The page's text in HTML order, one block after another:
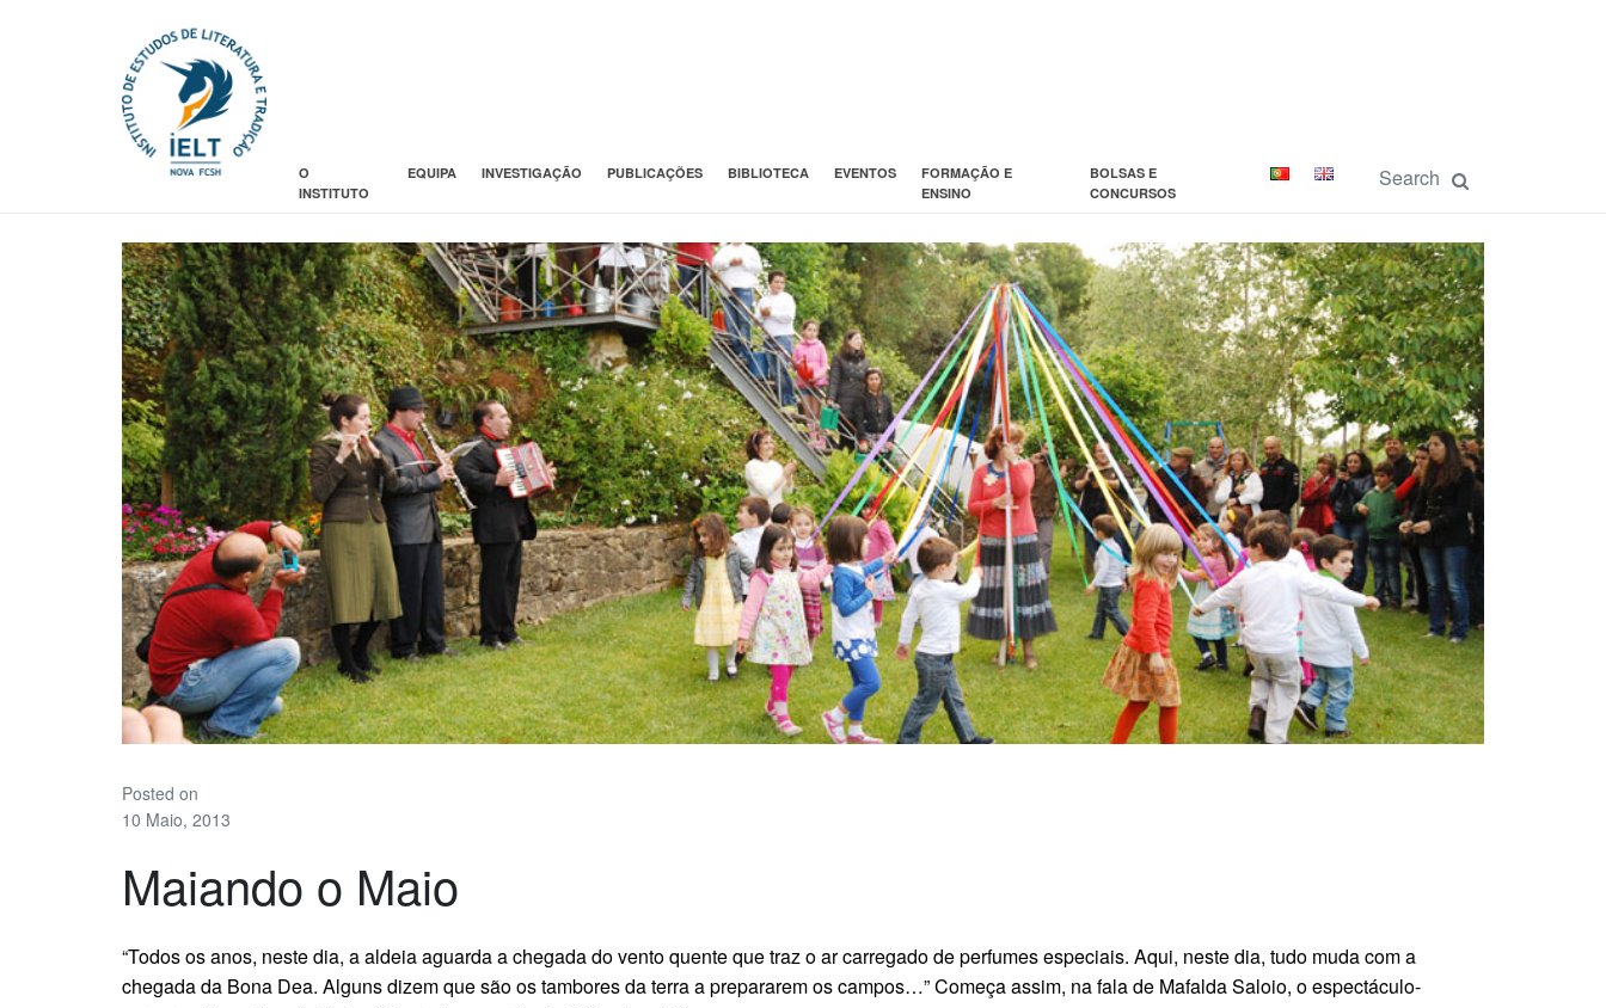
O
INSTITUTO
EQUIPA INVESTIGAÇÃO PUBLICAÇÕES BIBLIOTECA EVENTOS
FORMAÇÃO E
ENSINO
BOLSAS E
CONCURSOS
Posted on
10 Maio, 2013
Maiando o Maio
“Todos os anos, neste dia, a aldeia aguarda a chegada do vento quente que traz o ar carregado de perfumes especiais. Aqui, neste dia, tudo muda com a
chegada da Bona Dea. Alguns dizem que são os tambores da terra a prepararem os campos…” Começa assim, na fala de Mafalda Saloio, o espectáculo-